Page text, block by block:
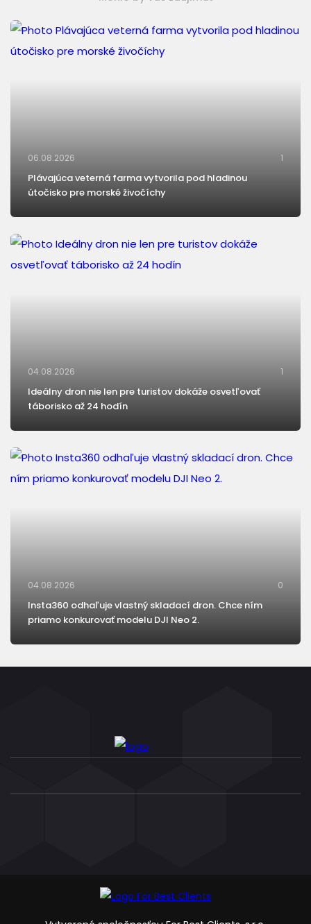
06.08.2026 1
Plávajúca veterná farma vytvorila pod hladinou
útočisko pre morské živočíchy
04.08.2026 1
Ideálny dron nie len pre turistov dokáže osvetľovať
táborisko až 24 hodín
04.08.2026 0
Insta360 odhaľuje vlastný skladací dron. Chce ním
priamo konkurovať modelu DJI Neo 2.